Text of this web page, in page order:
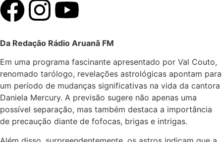
Da Redação Rádio Aruanã FM
Em uma programa fascinante apresentado por Val Couto,
renomado tarólogo, revelações astrológicas apontam para
um período de mudanças significativas na vida da cantora
Daniela Mercury. A previsão sugere não apenas uma
possível separação, mas também destaca a importância
de precaução diante de fofocas, brigas e intrigas.